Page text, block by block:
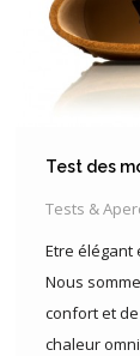
Test des
Tests &
Etre élégant
Nous
confort et
chaleur